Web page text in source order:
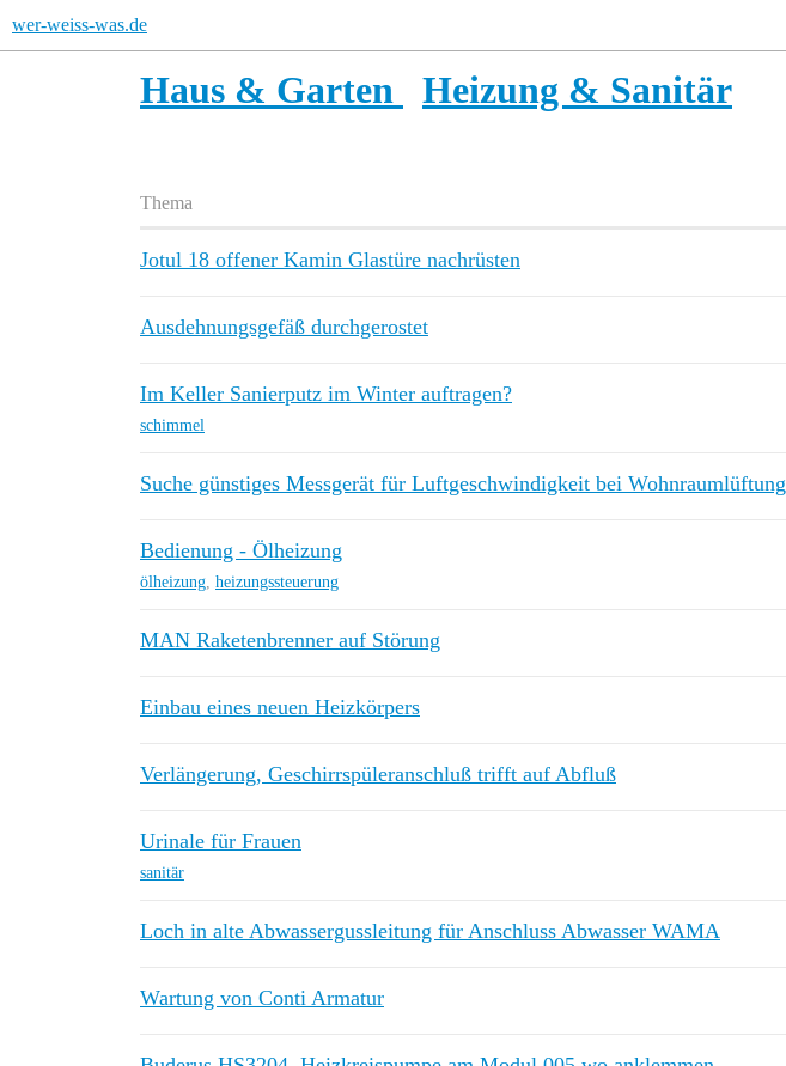
wer-weiss-was.de
Haus & Garten Heizung & Sanitär
Thema
Jotul 18 offener Kamin Glastüre nachrüsten
Ausdehnungsgefäß durchgerostet
Im Keller Sanierputz im Winter auftragen?
schimmel
Suche günstiges Messgerät für Luftgeschwindigkeit bei Wohnraumlüftung
Bedienung - Ölheizung
ölheizung, heizungssteuerung
MAN Raketenbrenner auf Störung
Einbau eines neuen Heizkörpers
Verlängerung, Geschirrspüleranschluß trifft auf Abfluß
Urinale für Frauen
sanitär
Loch in alte Abwassergussleitung für Anschluss Abwasser WAMA
Wartung von Conti Armatur